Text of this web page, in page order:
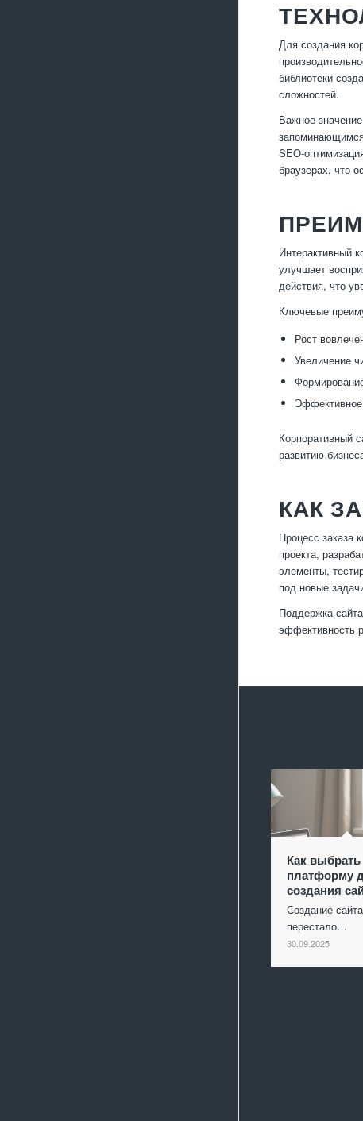
Для создания
библиотеки
сложностей.
Важное
SEO-
браузерах, что
Интерактивный
улучшает
действия, что
Ключевые
Рост
Увеличение
Эффективное
Корпоративный
развитию
КАК
Процесс заказа
проекта,
элементы,
под новые
Поддержка
эффективность
Как выбрать
платформу
создания
Создание
перестало…
30.09.2025